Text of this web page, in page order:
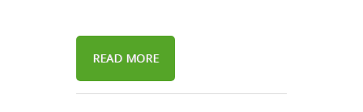
READ MORE